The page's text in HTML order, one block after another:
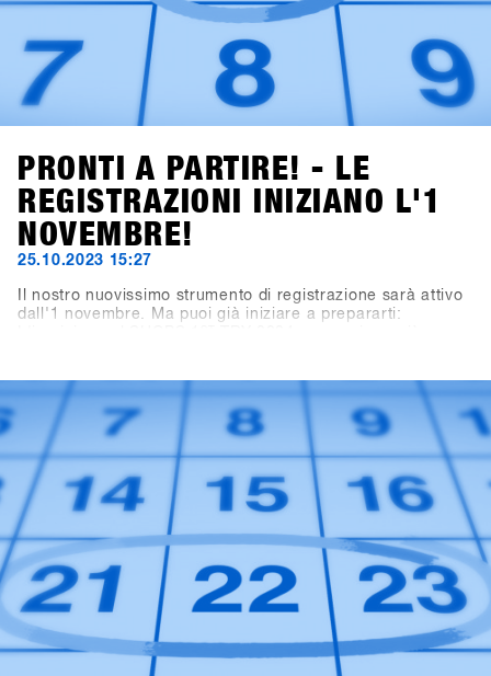
PRONTI A PARTIRE! - LE
REGISTRAZIONI INIZIANO L'1
NOVEMBRE!
25.10.2023 15:27
Il nostro nuovissimo strumento di registrazione sarà attivo
dall'1 novembre. Ma puoi già iniziare a prepararti:
BASE per il tuo negozio, è giunto il momento di crearlo.
Puoi già ora creare gratuitamente un account per il tuo
negozio. Dall'1 novembre, potrai effettuare l'accesso, fare
alcuni clic e sarai ufficialmente registrato per il SHOPS 1
TRY 2024.Con 76 marchi partecipanti, non vediamo l'ora di
darti il benvenuto!